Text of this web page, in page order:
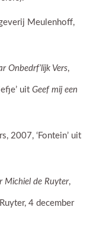
Meulenhoff,
Onbedrf’lijk Vers,
uitGeef mij een
2007, ‘Fontein’ uit
Michiel de Ruyter,
4 december